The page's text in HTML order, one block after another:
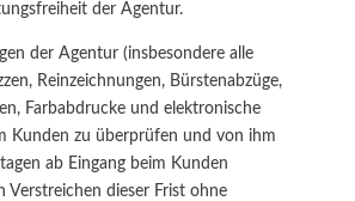
der Agentur.
der Agentur (insbesondere alle
Reinzeichnungen, Bürstenabzüge,
Farbabdrucke und elektronische
Kunden zu überprüfen und von ihm
ab Eingang beim Kunden
Verstreichen dieser Frist ohne